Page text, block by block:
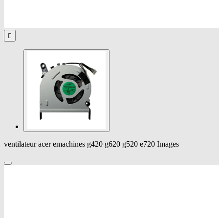

ventilateur acer emachines g420 g620 g520 e720 Images